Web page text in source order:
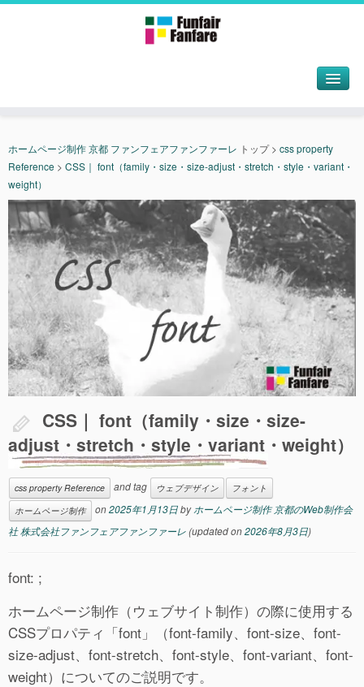
ホームページ制作 京都 ファンフェアファンファーレ トップ> css property
Reference > CSS｜ font（family・size・size-adjust・stretch・style・variant・
weight）
CSS｜ font（family・size・size-
adjust・stretch・style・variant・weight）
css property Reference and tag ウェブデザイン
フォント
ホームページ制作
on2025年1月13日byホームページ制作 京都のWeb制作会
社 株式会社ファンフェアファンファーレ(updated on2026年8月3日)
font: ;
ホームページ制作（ウェブサイト制作）の際に使用する
CSSプロパティ「font」（font-family、font-size、font-
size-adjust、font-stretch、font-style、font-variant、font-
weight）についてのご説明です。